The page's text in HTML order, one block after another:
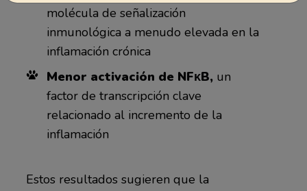
molécula de señalización
inmunológica a menudo elevada en la
inflamación crónica
Menor activación de NFκB, un
factor de transcripción clave
relacionado al incremento de la
inflamación
Estos resultados sugieren que la